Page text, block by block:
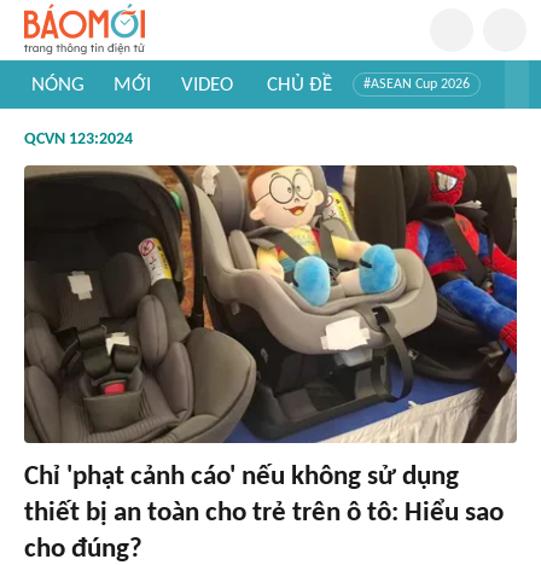
NÓNG MỚI VIDEO CHỦ ĐỀ #ASEAN Cup 2026
#Khám phá thế giới
QCVN 123:2024
Chỉ 'phạt cảnh cáo' nếu không sử dụng
thiết bị an toàn cho trẻ trên ô tô: Hiểu sao
cho đúng?